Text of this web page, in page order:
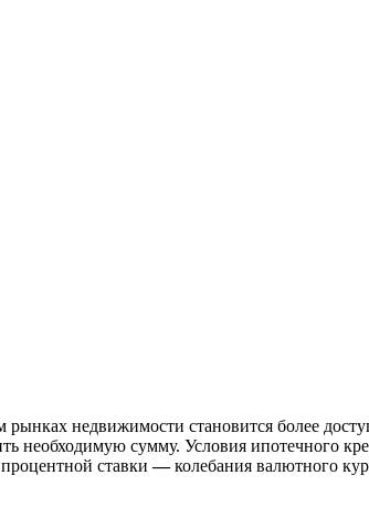
недвижимости становится более
необходимую сумму. Условия ипотечного
ставки—колебания валютного